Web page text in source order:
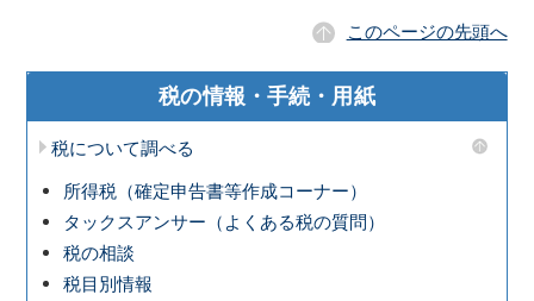
このページの先頭へ
税の情報・手続・用紙
税について調べる
所得税（確定申告書等作成コーナー）
タックスアンサー（よくある税の質問）
税の相談
税目別情報